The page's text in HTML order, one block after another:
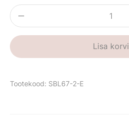
Hõbekõrvarõngad
kogus
Lisa korvi
Tootekood: SBL67-2-E